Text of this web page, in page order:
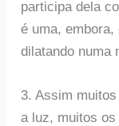
participa dela
é uma,
dilatando numa
3. Assim
a luz, muitos